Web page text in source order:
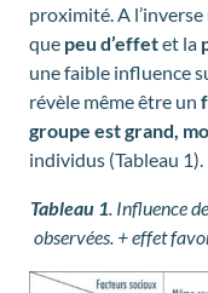
proximité. A l’inverse
que peu d’effetet la
une faible influence
révèle même être un
groupe est grand,
individus (Tableau 1).
Tableau 1. Influence
observées. + effet